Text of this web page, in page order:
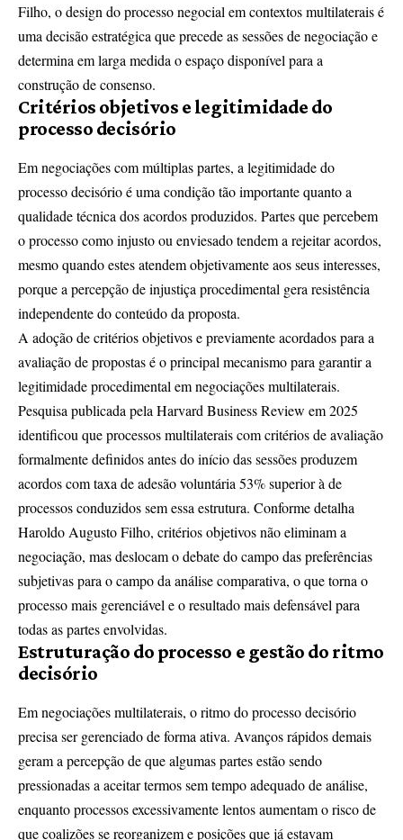
Filho, o design do processo negocial em contextos multilaterais é
uma decisão estratégica que precede as sessões de negociação e
determina em larga medida o espaço disponível para a
construção de consenso.
Critérios objetivos e legitimidade do
processo decisório
Em negociações com múltiplas partes, a legitimidade do
processo decisório é uma condição tão importante quanto a
qualidade técnica dos acordos produzidos. Partes que percebem
o processo como injusto ou enviesado tendem a rejeitar acordos,
mesmo quando estes atendem objetivamente aos seus interesses,
porque a percepção de injustiça procedimental gera resistência
independente do conteúdo da proposta.
A adoção de critérios objetivos e previamente acordados para a
avaliação de propostas é o principal mecanismo para garantir a
legitimidade procedimental em negociações multilaterais.
Pesquisa publicada pela Harvard Business Review em 2025
identificou que processos multilaterais com critérios de avaliação
formalmente definidos antes do início das sessões produzem
acordos com taxa de adesão voluntária 53% superior à de
processos conduzidos sem essa estrutura. Conforme detalha
Haroldo Augusto Filho, critérios objetivos não eliminam a
negociação, mas deslocam o debate do campo das preferências
subjetivas para o campo da análise comparativa, o que torna o
processo mais gerenciável e o resultado mais defensável para
todas as partes envolvidas.
Estruturação do processo e gestão do ritmo
decisório
Em negociações multilaterais, o ritmo do processo decisório
precisa ser gerenciado de forma ativa. Avanços rápidos demais
geram a percepção de que algumas partes estão sendo
pressionadas a aceitar termos sem tempo adequado de análise,
enquanto processos excessivamente lentos aumentam o risco de
que coalizões se reorganizem e posições que já estavam